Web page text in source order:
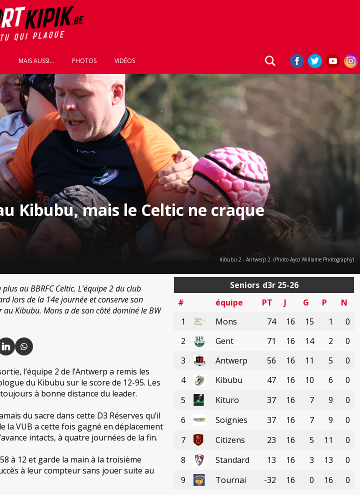
MAIS AUSSI... PHOTOS VIDÉOS
Kibubu, mais le Celtic ne craque
Kibubu 2 - Antwerp 2. (Photo Ayco Williame Photography)
au BBRFC Celtic. L’équipe 2 du club
lors de la 14e journée et conserve son
Kibubu. Mons a de son côté dominé le BW
l’équipe 2 de l’Antwerp a remis les
du Kibubu sur le score de 12-95. Les
à bonne distance du leader.
du sacre dans cette D3 Réserves qu’il
la VUB a cette fois gagné en déplacement
intacts, à quatre journées de la fin.
à 12 et garde la main à la troisième
à leur compteur sans jouer suite au
Seniors d3r 25-26
#
équipe PT J G P
N
1
Mons 74 16 15 1
0
2
Gent 71 16 14 2
0
3
Antwerp 56 16 11 5
0
4
Kibubu 47 16 10 6
0
5
Kituro 37 16 7 9
0
6
Soignies 37 16 7 9
0
7
Citizens 23 16 5 11
0
8
Standard 13 16 3 13
0
9
Tournai -32 16 0 16 0